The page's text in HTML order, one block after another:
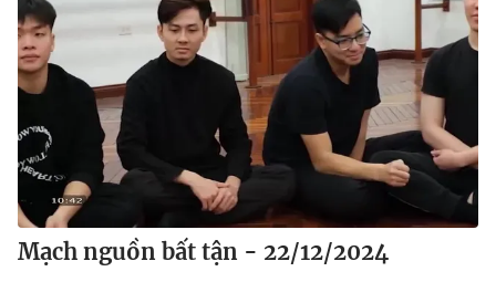
Mạch nguồn bất tận - 22/12/2024